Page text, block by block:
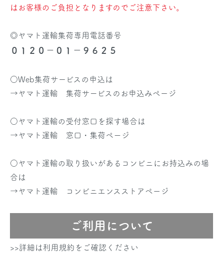
はお客様のご負担となりますのでご注意下さい。
◎ヤマト運輸集荷専用電話番号
０１２０－０１－９６２５
○Web集荷サービスの申込は
→ヤマト運輸 集荷サービスのお申込みページ
○ヤマト運輸の受付窓口を探す場合は
→ヤマト運輸 窓口・集荷ページ
○ヤマト運輸の取り扱いがあるコンビニにお持込みの場
合は
→ヤマト運輸 コンビニエンスストアページ
ご利用について
>>詳細は利用規約をご確認ください